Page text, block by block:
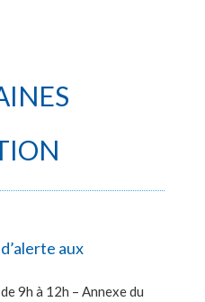
aux
9h à 12h – Annexe du